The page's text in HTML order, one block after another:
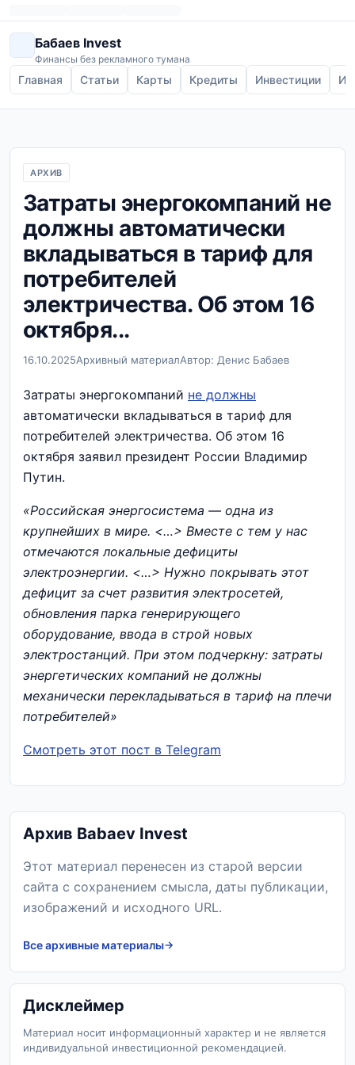
Бабаев Invest
Финансы без рекламного тумана
Главная Статьи Карты Кредиты Инвестиции
АРХИВ
Затраты энергокомпаний не
должны автоматически
вкладываться в тариф для
потребителей
электричества. Об этом 16
октября...
16.10.2025Архивный материалАвтор: Денис Бабаев
Затраты энергокомпаний не должны
автоматически вкладываться в тариф для
потребителей электричества. Об этом 16
октября заявил президент России Владимир
Путин.
«Российская энергосистема — одна из
крупнейших в мире. <…> Вместе с тем у нас
отмечаются локальные дефициты
электроэнергии. <…> Нужно покрывать этот
дефицит за счет развития электросетей,
обновления парка генерирующего
оборудование, ввода в строй новых
электростанций. При этом подчеркну: затраты
энергетических компаний не должны
механически перекладываться в тариф на плечи
потребителей»
Смотреть этот пост в Telegram
Архив Babaev Invest
Этот материал перенесен из старой версии
сайта с сохранением смысла, даты публикации,
изображений и исходного URL.
Все архивные материалы
Дисклеймер
Материал носит информационный характер и не является
индивидуальной инвестиционной рекомендацией.